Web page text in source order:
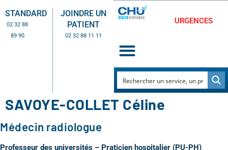
STANDARD
02 32 88
89 90
JOINDRE UN
PATIENT
02 32 88 11 11
URGENCES
SAVOYE-COLLET Céline
Médecin radiologue
Professeur des universités – Praticien hospitalier (PU-PH)